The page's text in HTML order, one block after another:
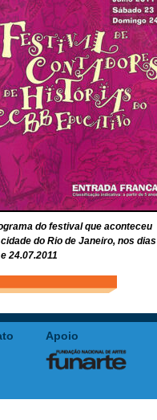
do festival que aconteceu
do Rio de Janeiro, nos dias
24.07.2011
Apoio